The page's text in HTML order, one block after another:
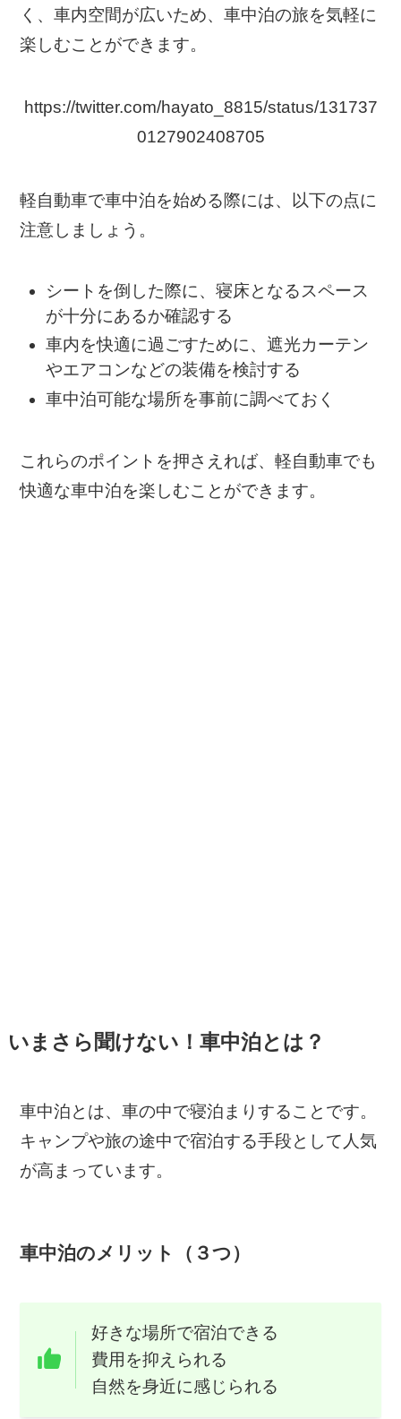
く、車内空間が広いため、車中泊の旅を気軽に
楽しむことができます。
https://twitter.com/hayato_8815/status/131737
0127902408705
軽自動車で車中泊を始める際には、以下の点に
注意しましょう。
シートを倒した際に、寝床となるスペース
が十分にあるか確認する
車内を快適に過ごすために、遮光カーテン
やエアコンなどの装備を検討する
車中泊可能な場所を事前に調べておく
これらのポイントを押さえれば、軽自動車でも
快適な車中泊を楽しむことができます。
いまさら聞けない！車中泊とは？
車中泊とは、車の中で寝泊まりすることです。
キャンプや旅の途中で宿泊する手段として人気
が高まっています。
車中泊のメリット（３つ）
好きな場所で宿泊できる
費用を抑えられる
自然を身近に感じられる